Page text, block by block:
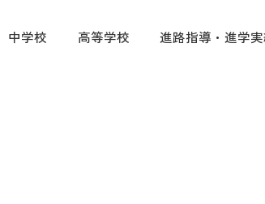
中学校 高等学校 進路指導・進学